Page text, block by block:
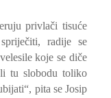
privlači tisuće
radije se
koje se diče
tu slobodu toliko
pita se Josip